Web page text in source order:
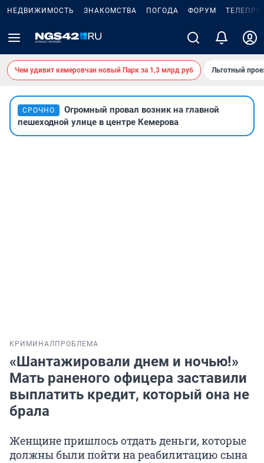
НЕДВИЖИМОСТЬ ЗНАКОМСТВА ПОГОДА ФОРУМ
Чем удивит кемеровчан новый Парк за 1,3 млрд руб Льготный
СРОЧНО
Огромный провал возник на главной
пешеходной улице в центре Кемерова
КРИМИНАЛ ПРОБЛЕМА
«Шантажировали днем и ночью!»
Мать раненого офицера заставили
выплатить кредит, который она не
брала
Женщине пришлось отдать деньги, которые
должны были пойти на реабилитацию сына